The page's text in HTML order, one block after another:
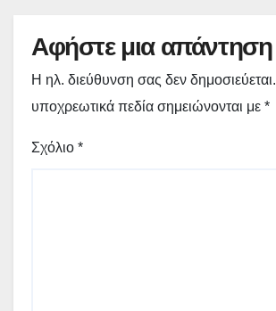
Αφήστε μια απάντηση
Η ηλ. διεύθυνση σας δεν δημοσιεύεται.
υποχρεωτικά πεδία σημειώνονται με *
Σχόλιο *